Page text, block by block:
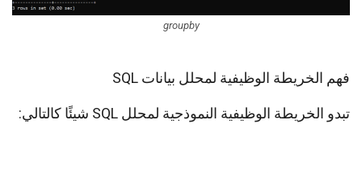
groupby
فهم الخريطة الوظيفية لمحلل بيانات SQL
تبدو الخريطة الوظيفية النموذجية لمحلل SQL شيئًا كالتالي: